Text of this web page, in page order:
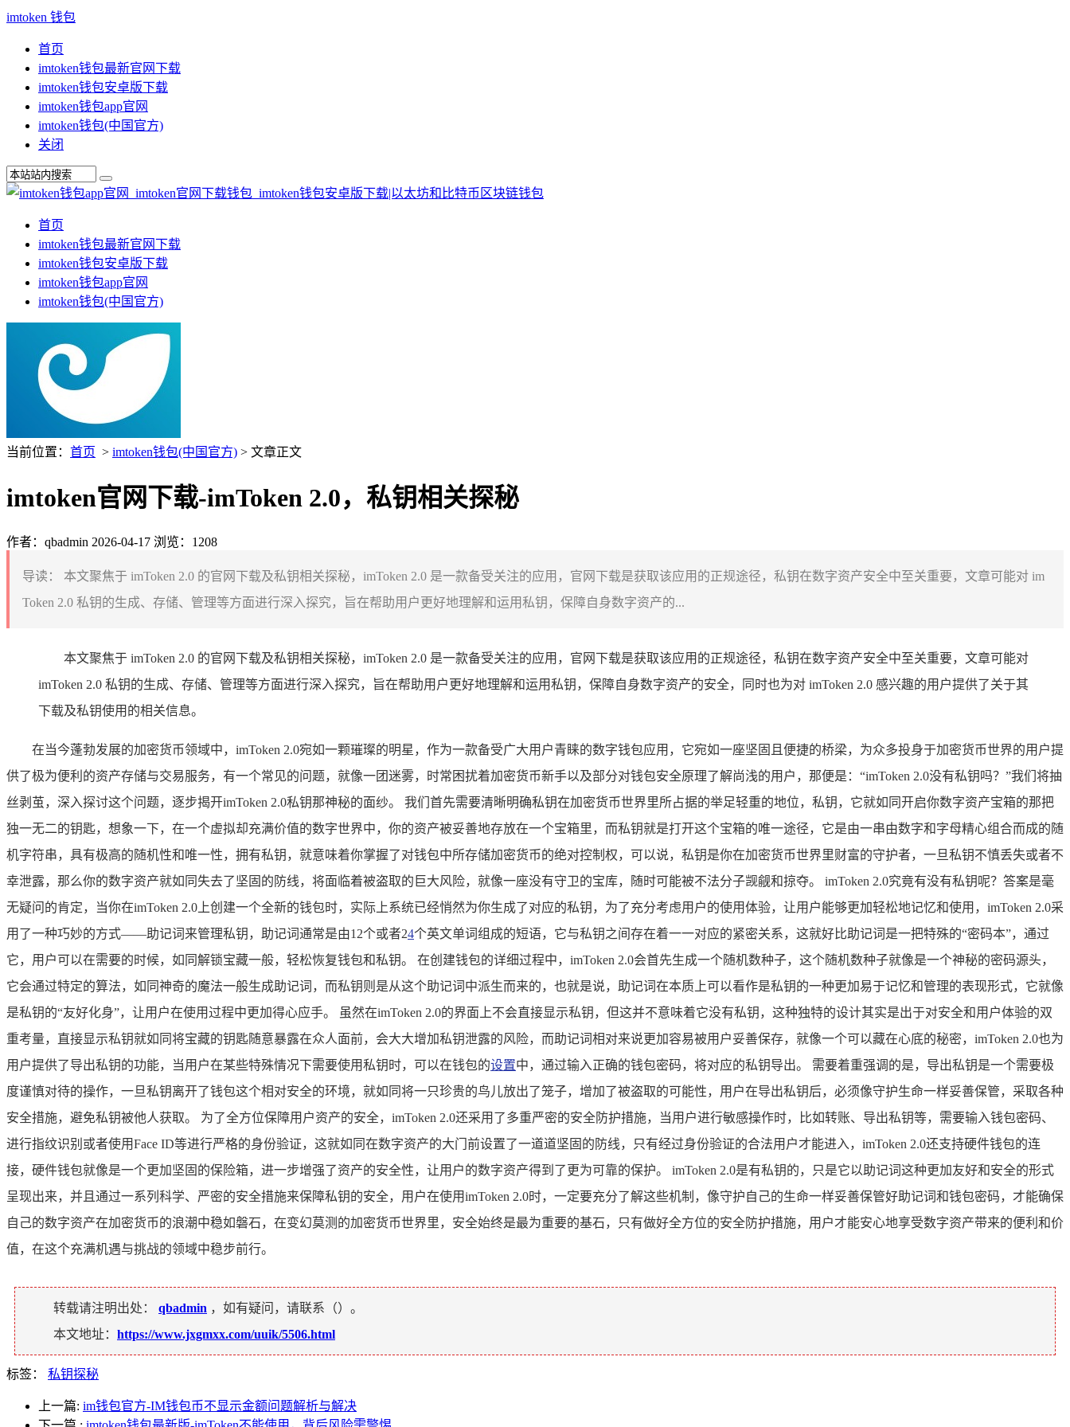
imtoken 钱包
首页
imtoken钱包最新官网下载
imtoken钱包安卓版下载
imtoken钱包app官网
imtoken钱包(中国官方)
关闭
首页
imtoken钱包最新官网下载
imtoken钱包安卓版下载
imtoken钱包app官网
imtoken钱包(中国官方)
当前位置： 首页 > imtoken钱包(中国官方) > 文章正文
imtoken官网下载-imToken 2.0，私钥相关探秘
作者：qbadmin 2026-04-17 浏览：1208
导读：
本文聚焦于 imToken 2.0 的官网下载及私钥相关探秘，imToken 2.0 是一款备受关注的应用，官网下载是获取该应用的正规途径，私钥在数字资产安全中至关重要，文章可能对 im
Token 2.0 私钥的生成、存储、管理等方面进行深入探究，旨在帮助用户更好地理解和运用私钥，保障自身数字资产的...
本文聚焦于 imToken 2.0 的官网下载及私钥相关探秘，imToken 2.0 是一款备受关注的应用，官网下载是获取该应用的正规途径，私钥在数字资产安全中至关重要，文章可能对
imToken 2.0 私钥的生成、存储、管理等方面进行深入探究，旨在帮助用户更好地理解和运用私钥，保障自身数字资产的安全，同时也为对 imToken 2.0 感兴趣的用户提供了关于其
下载及私钥使用的相关信息。
在当今蓬勃发展的加密货币领域中，imToken 2.0宛如一颗璀璨的明星，作为一款备受广大用户青睐的数字钱包应用，它宛如一座坚固且便捷的桥梁，为众多投身于加密货币世界的用户提
供了极为便利的资产存储与交易服务，有一个常见的问题，就像一团迷雾，时常困扰着加密货币新手以及部分对钱包安全原理了解尚浅的用户，那便是：“imToken 2.0没有私钥吗？”我们将抽
丝剥茧，深入探讨这个问题，逐步揭开imToken 2.0私钥那神秘的面纱。 我们首先需要清晰明确私钥在加密货币世界里所占据的举足轻重的地位，私钥，它就如同开启你数字资产宝箱的那把
独一无二的钥匙，想象一下，在一个虚拟却充满价值的数字世界中，你的资产被妥善地存放在一个宝箱里，而私钥就是打开这个宝箱的唯一途径，它是由一串由数字和字母精心组合而成的随
机字符串，具有极高的随机性和唯一性，拥有私钥，就意味着你掌握了对钱包中所存储加密货币的绝对控制权，可以说，私钥是你在加密货币世界里财富的守护者，一旦私钥不慎丢失或者不
幸泄露，那么你的数字资产就如同失去了坚固的防线，将面临着被盗取的巨大风险，就像一座没有守卫的宝库，随时可能被不法分子觊觎和掠夺。 imToken 2.0究竟有没有私钥呢？答案是毫
无疑问的肯定，当你在imToken 2.0上创建一个全新的钱包时，实际上系统已经悄然为你生成了对应的私钥，为了充分考虑用户的使用体验，让用户能够更加轻松地记忆和使用，imToken 2.0采
用了一种巧妙的方式——助记词来管理私钥，助记词通常是由12个或者24个英文单词组成的短语，它与私钥之间存在着一一对应的紧密关系，这就好比助记词是一把特殊的“密码本”，通过
它，用户可以在需要的时候，如同解锁宝藏一般，轻松恢复钱包和私钥。 在创建钱包的详细过程中，imToken 2.0会首先生成一个随机数种子，这个随机数种子就像是一个神秘的密码源头，
它会通过特定的算法，如同神奇的魔法一般生成助记词，而私钥则是从这个助记词中派生而来的，也就是说，助记词在本质上可以看作是私钥的一种更加易于记忆和管理的表现形式，它就像
是私钥的“友好化身”，让用户在使用过程中更加得心应手。 虽然在imToken 2.0的界面上不会直接显示私钥，但这并不意味着它没有私钥，这种独特的设计其实是出于对安全和用户体验的双
重考量，直接显示私钥就如同将宝藏的钥匙随意暴露在众人面前，会大大增加私钥泄露的风险，而助记词相对来说更加容易被用户妥善保存，就像一个可以藏在心底的秘密，imToken 2.0也为
用户提供了导出私钥的功能，当用户在某些特殊情况下需要使用私钥时，可以在钱包的设置中，通过输入正确的钱包密码，将对应的私钥导出。 需要着重强调的是，导出私钥是一个需要极
度谨慎对待的操作，一旦私钥离开了钱包这个相对安全的环境，就如同将一只珍贵的鸟儿放出了笼子，增加了被盗取的可能性，用户在导出私钥后，必须像守护生命一样妥善保管，采取各种
安全措施，避免私钥被他人获取。 为了全方位保障用户资产的安全，imToken 2.0还采用了多重严密的安全防护措施，当用户进行敏感操作时，比如转账、导出私钥等，需要输入钱包密码、
进行指纹识别或者使用Face ID等进行严格的身份验证，这就如同在数字资产的大门前设置了一道道坚固的防线，只有经过身份验证的合法用户才能进入，imToken 2.0还支持硬件钱包的连
接，硬件钱包就像是一个更加坚固的保险箱，进一步增强了资产的安全性，让用户的数字资产得到了更为可靠的保护。 imToken 2.0是有私钥的，只是它以助记词这种更加友好和安全的形式
呈现出来，并且通过一系列科学、严密的安全措施来保障私钥的安全，用户在使用imToken 2.0时，一定要充分了解这些机制，像守护自己的生命一样妥善保管好助记词和钱包密码，才能确保
自己的数字资产在加密货币的浪潮中稳如磐石，在变幻莫测的加密货币世界里，安全始终是最为重要的基石，只有做好全方位的安全防护措施，用户才能安心地享受数字资产带来的便利和价
值，在这个充满机遇与挑战的领域中稳步前行。
转载请注明出处： qbadmin ，如有疑问，请联系（）。
本文地址： https://www.jxgmxx.com/uuik/5506.html
标签： 私钥探秘
上一篇: im钱包官方-IM钱包币不显示金额问题解析与解决